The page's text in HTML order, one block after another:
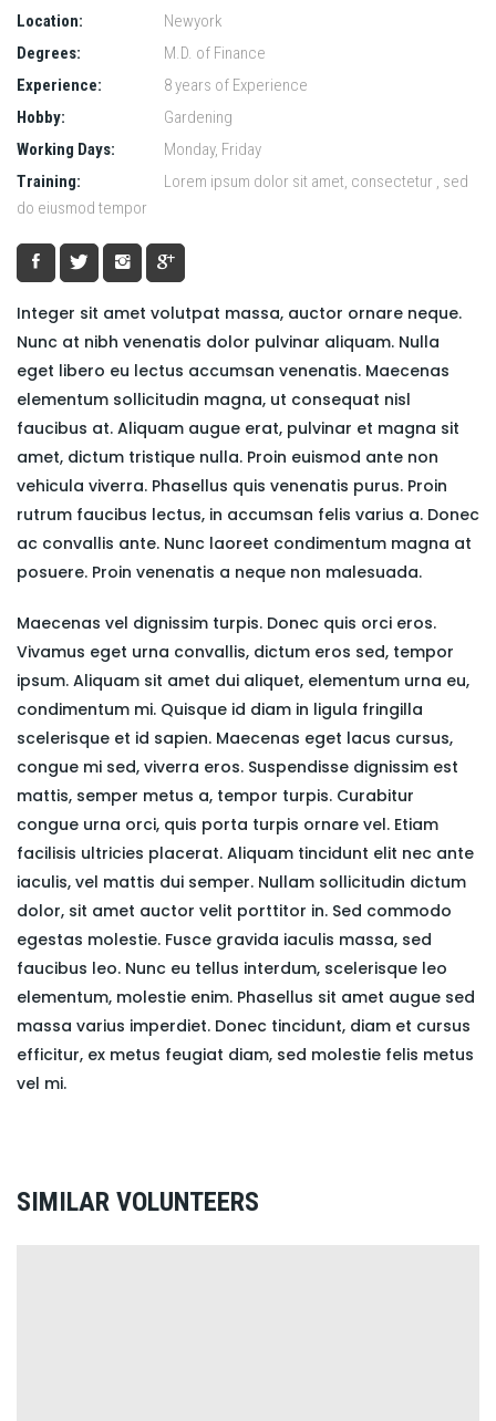
Location:
Newyork
Degrees:
M.D. of Finance
Experience:
8 years of Experience
Hobby:
Gardening
Working Days:
Monday, Friday
Training:
Lorem ipsum dolor sit amet, consectetur , sed
do eiusmod tempor
Integer sit amet volutpat massa, auctor ornare neque.
Nunc at nibh venenatis dolor pulvinar aliquam. Nulla
eget libero eu lectus accumsan venenatis. Maecenas
elementum sollicitudin magna, ut consequat nisl
faucibus at. Aliquam augue erat, pulvinar et magna sit
amet, dictum tristique nulla. Proin euismod ante non
vehicula viverra. Phasellus quis venenatis purus. Proin
rutrum faucibus lectus, in accumsan felis varius a. Donec
ac convallis ante. Nunc laoreet condimentum magna at
posuere. Proin venenatis a neque non malesuada.
Maecenas vel dignissim turpis. Donec quis orci eros.
Vivamus eget urna convallis, dictum eros sed, tempor
ipsum. Aliquam sit amet dui aliquet, elementum urna eu,
condimentum mi. Quisque id diam in ligula fringilla
scelerisque et id sapien. Maecenas eget lacus cursus,
congue mi sed, viverra eros. Suspendisse dignissim est
mattis, semper metus a, tempor turpis. Curabitur
congue urna orci, quis porta turpis ornare vel. Etiam
facilisis ultricies placerat. Aliquam tincidunt elit nec ante
iaculis, vel mattis dui semper. Nullam sollicitudin dictum
dolor, sit amet auctor velit porttitor in. Sed commodo
egestas molestie. Fusce gravida iaculis massa, sed
faucibus leo. Nunc eu tellus interdum, scelerisque leo
elementum, molestie enim. Phasellus sit amet augue sed
massa varius imperdiet. Donec tincidunt, diam et cursus
efficitur, ex metus feugiat diam, sed molestie felis metus
vel mi.
SIMILAR VOLUNTEERS